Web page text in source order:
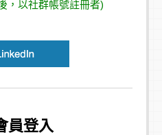
，以社群帳號註冊者)
員登入